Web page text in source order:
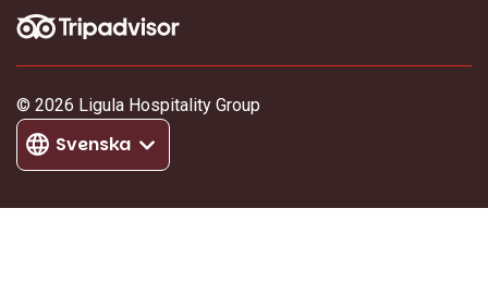
© 2026 Ligula Hospitality Group